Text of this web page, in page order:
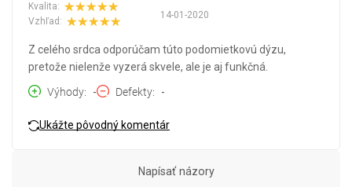
14-01-2020
Kvalita:
Vzhľad:
Z celého srdca odporúčam túto podomietkovú dýzu,
pretože nielenže vyzerá skvele, ale je aj funkčná.
Výhody
- Defekty -
Ukážte pôvodný komentár
Napísať názory